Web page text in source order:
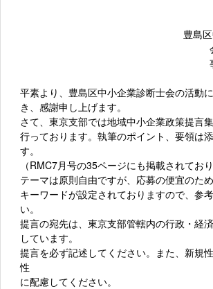
豊島
平素より、豊島区中小企業診断士会の活動
き、感謝申し上げます。
さて、東京支部では地域中小企業政策提言
行っております。執筆のポイント、要領は
す。
（RMC7月号の35ページにも掲載されており
テーマは原則自由ですが、応募の便宜のた
キーワードが設定されておりますので、参
い。
提言の宛先は、東京支部管轄内の行政・経
しています。
提言を必ず記述してください。また、新規
性
に配慮してください。